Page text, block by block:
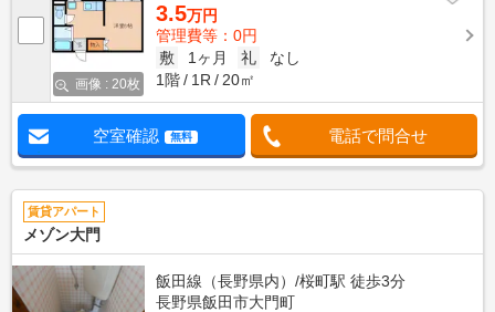
画像 : 20枚
3.5万円
管理費等：0円
敷
1ヶ月 礼
なし
1階
1R 20㎡
空室確認 無料 電話で問合せ
賃貸アパート
メゾン大門
飯田線（長野県内）/桜町駅 徒歩3分
長野県飯田市大門町